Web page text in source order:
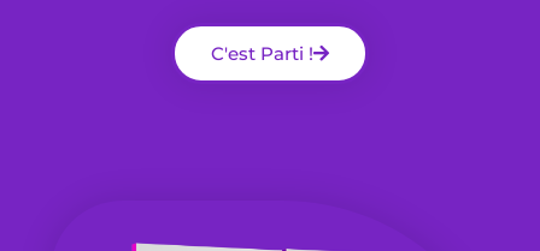
C'est Parti !